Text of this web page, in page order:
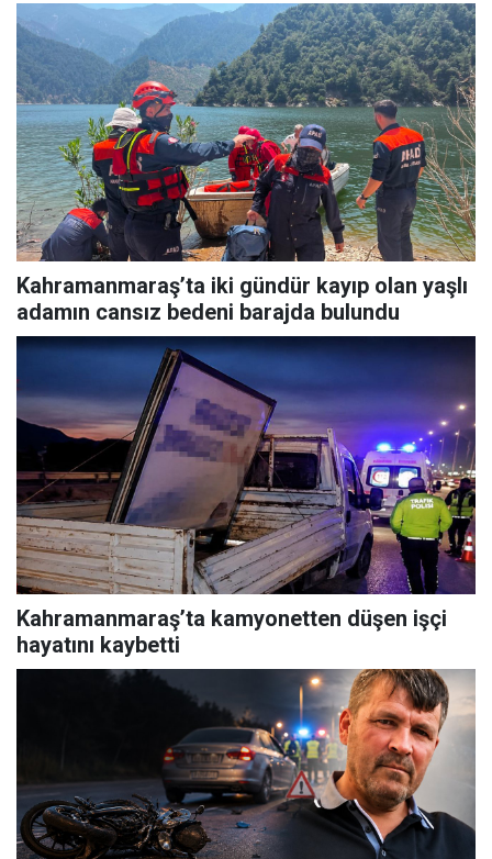
Kahramanmaraş’ta iki gündür kayıp olan yaşlı
adamın cansız bedeni barajda bulundu
Kahramanmaraş’ta kamyonetten düşen işçi
hayatını kaybetti